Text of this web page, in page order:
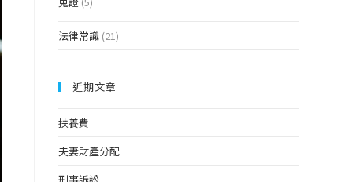
法律常識 (21)
近期文章
扶養費
夫妻財產分配